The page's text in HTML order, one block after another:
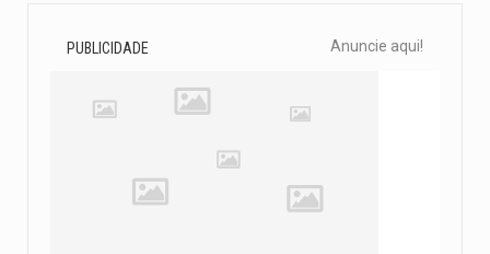
PUBLICIDADE Anuncie aqui!